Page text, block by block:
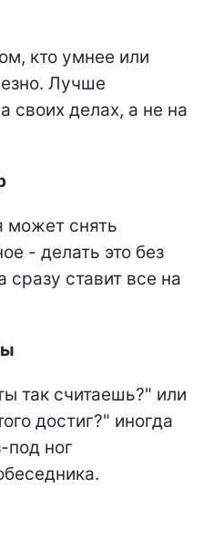
кто умнее или
Лучше
своих делах, а не на
может снять
- делать это без
сразу ставит все на
так считаешь?" или
достиг?" иногда
под ног